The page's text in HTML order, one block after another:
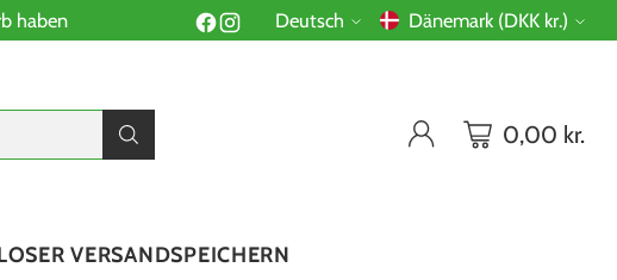
haben
Sprache
Deutsch
Währung
Dänemark (DKK kr.)
0,00 kr.
VERSANDSPEICHERN